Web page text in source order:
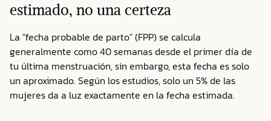
estimado, no una certeza
La "fecha probable de parto" (FPP) se calcula
generalmente como 40 semanas desde el primer día de
tu última menstruación, sin embargo, esta fecha es solo
un aproximado. Según los estudios, solo un 5% de las
mujeres da a luz exactamente en la fecha estimada.